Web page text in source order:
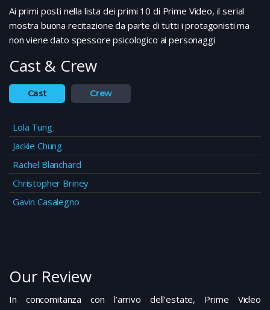
Ai primi posti nella lista dei primi 10 di Prime Video, il serial
mostra buona recitazione da parte di tutti i protagonisti ma
non viene dato spessore psicologico ai personaggi
Cast & Crew
Cast Crew
Lola Tung
Jackie Chung
Rachel Blanchard
Christopher Briney
Gavin Casalegno
Our Review
In concomitanza con l’arrivo dell’estate, Prime Video